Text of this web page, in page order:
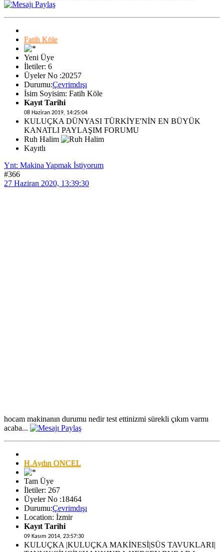
Fatih Köle
Yeni Üye
İletiler: 6
Üyeler No :20257
Durumu:Çevrimdışı
İsim Soyisim: Fatih Köle
Kayıt Tarihi
08 Haziran 2019, 14:25:04
KULUÇKA DÜNYASI TÜRKİYE'NİN EN BÜYÜK
KANATLI PAYLAŞIM FORUMU
Ruh Halim
Kayıtlı
Ynt: Makina Yapmak İstiyorum
#366
27 Haziran 2020, 13:39:30
hocam makinanın durumu nedir test ettinizmi sürekli çıkım varmı
acaba...
H.Aydın ONCEL
Tam Üye
İletiler: 267
Üyeler No :18464
Durumu:Çevrimdışı
Location: İzmir
Kayıt Tarihi
09 Kasım 2014, 23:57:30
KULUÇKA |KULUÇKA MAKİNESİ|SÜS TAVUKLARI|